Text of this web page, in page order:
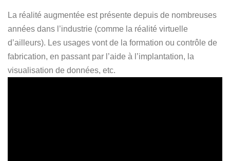
La réalité augmentée est présente depuis de nombreuses
années dans l’industrie (comme la réalité virtuelle
d’ailleurs). Les usages vont de la formation ou contrôle de
fabrication, en passant par l’aide à l’implantation, la
visualisation de données, etc.